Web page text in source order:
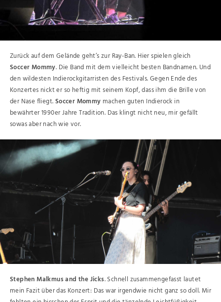
Zurück auf dem Gelände geht’s zur Ray-Ban. Hier spielen gleich
Soccer Mommy. Die Band mit dem vielleicht besten Bandnamen. Und
den wildesten Indierockgitarristen des Festivals. Gegen Ende des
Konzertes nickt er so heftig mit seinem Kopf, dass ihm die Brille von
der Nase fliegt.Soccer Mommy machen guten Indierock in
bewährter 1990er Jahre Tradition. Das klingt nicht neu, mir gefällt
sowas aber nach wie vor.
Stephen Malkmus and the Jicks. Schnell zusammengefasst lautet
mein Fazit über das Konzert: Das war irgendwie nicht ganz so doll. Mir